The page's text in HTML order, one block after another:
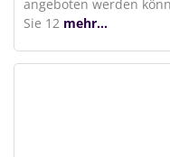
angeboten werden
Sie 12 mehr...